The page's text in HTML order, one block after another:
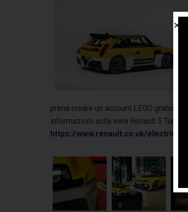
prima creare un account LEGO gratuito
informazioni sulla vera Renault 5 Turbo
https://www.renault.co.uk/electric-